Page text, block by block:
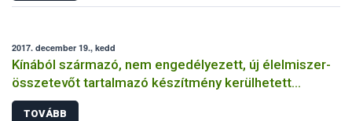
2017. december 19., kedd
Kínából származó, nem engedélyezett, új élelmiszer-
összetevőt tartalmazó készítmény kerülhetett
forgalomba
TOVÁBB